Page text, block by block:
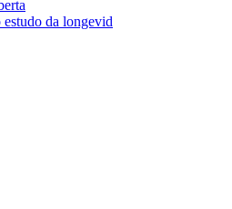
estudo da longevid